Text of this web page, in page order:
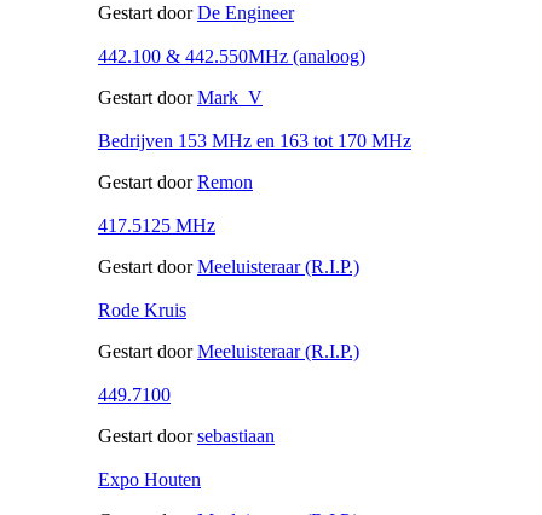
Gestart doorDe Engineer
442.100 & 442.550MHz (analoog)
Gestart doorMark_V
Bedrijven 153 MHz en 163 tot 170 MHz
Gestart doorRemon
417.5125 MHz
Gestart doorMeeluisteraar (R.I.P.)
Rode Kruis
Gestart doorMeeluisteraar (R.I.P.)
449.7100
Gestart doorsebastiaan
Expo Houten